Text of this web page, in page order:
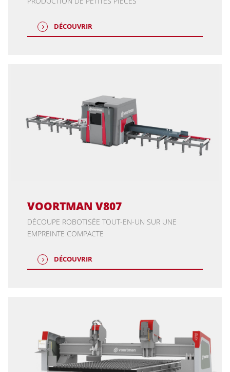
DÉCOUVRIR
VOORTMAN V807
DÉCOUPE ROBOTISÉE TOUT-EN-UN SUR UNE
EMPREINTE COMPACTE
DÉCOUVRIR